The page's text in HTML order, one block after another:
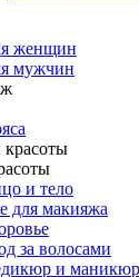
женщин
мужчин
и тело
для макияжа
за волосами
и маникюр